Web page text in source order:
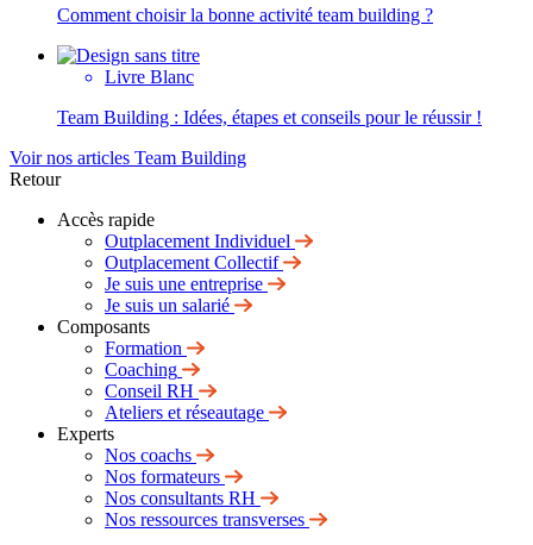
Comment choisir la bonne activité team building ?
Livre Blanc
Team Building : Idées, étapes et conseils pour le réussir !
Voir nos articles Team Building
Retour
Accès rapide
Outplacement Individuel
Outplacement Collectif
Je suis une entreprise
Je suis un salarié
Composants
Formation
Coaching
Conseil RH
Ateliers et réseautage
Experts
Nos coachs
Nos formateurs
Nos consultants RH
Nos ressources transverses